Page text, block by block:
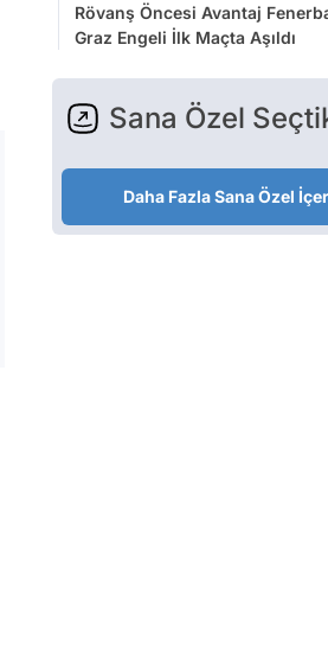
Rövanş Öncesi Avantaj
Graz Engeli İlk Maçta Aşıldı
Sana Özel
Daha Fazla Sana Özel